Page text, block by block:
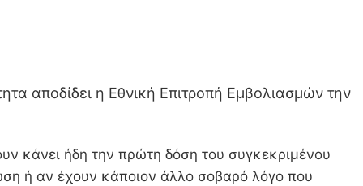
αποδίδει η Εθνική Επιτροπή Εμβολιασμών την
κάνει ήδη την πρώτη δόση του συγκεκριμένου
ή αν έχουν κάποιον άλλο σοβαρό λόγο που